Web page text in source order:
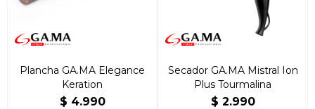
Plancha GA.MA Elegance
Keration
$ 4.990
Secador GA.MA Mistral Ion
Plus Tourmalina
$ 2.990